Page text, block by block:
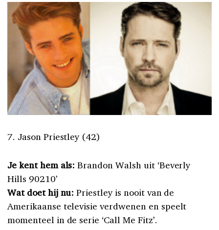
7. Jason Priestley (42)
Je kent hem als: Brandon Walsh uit ‘Beverly
Hills 90210’
Wat doet hij nu: Priestley is nooit van de
Amerikaanse televisie verdwenen en speelt
momenteel in de serie ‘Call Me Fitz’.